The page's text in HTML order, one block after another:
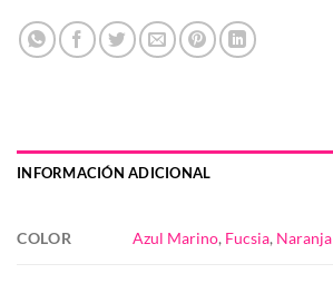
INFORMACIÓN ADICIONAL
COLOR Azul Marino, Fucsia, Naranja